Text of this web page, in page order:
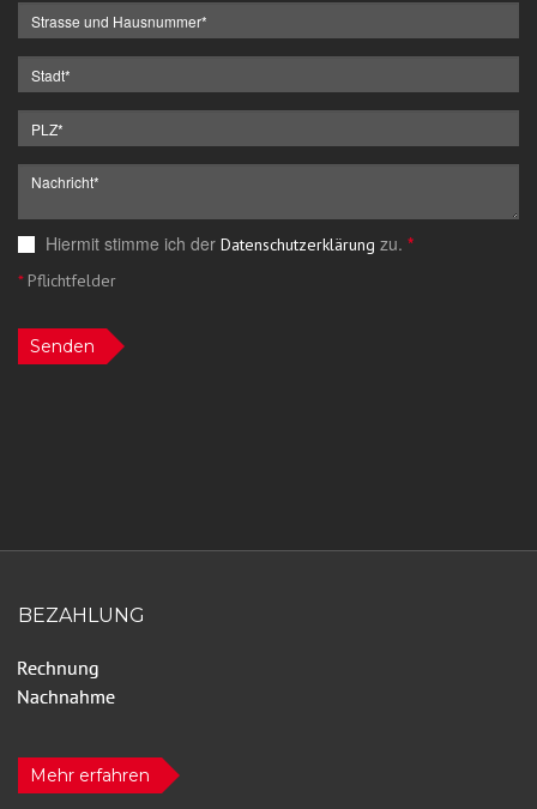
Hiermit stimme ich der Datenschutzerklärung zu. *
*Pflichtfelder
Senden
BEZAHLUNG
Mehr erfahren